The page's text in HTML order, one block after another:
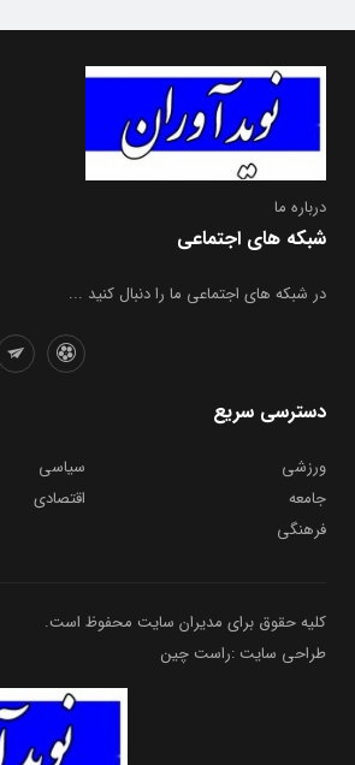
درباره ما
شبکه های اجتماعی
در شبکه های اجتماعی ما را دنبال کنید ...
دسترسی سریع
ورزشی
سیاسی
جامعه
اقتصادی
فرهنگی
کلیه حقوق برای مدیران سایت محفوظ است.
طراحی سایت :راست چین